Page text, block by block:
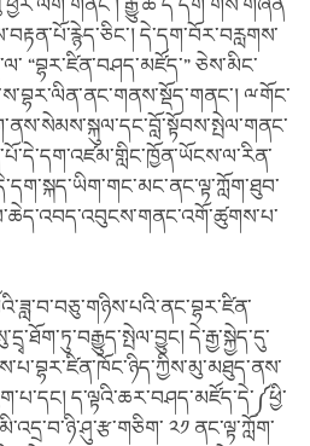
རྒྱུ་ཆ་དེ་དག་གིས་གཞན་
དེ་དག་བོར་བརླགས་
“བྷར་ཛིན་བཤད་མཛོད་” ཅེས་མིང་
ྋགོང་
དེ་རྒྱ་སྐྱེད་དུ་
ད་ལྟའི་ཆར་བཤད་མཛོད་དེ་༼ཕྱི་
༢༡ ནང་ལྟ་ཀློག་